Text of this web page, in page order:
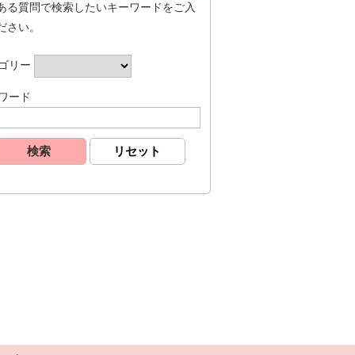
る質問で検索したいキーワードをご入
さい。
リー
ード